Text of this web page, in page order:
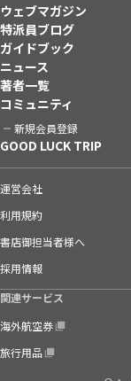
ウェブマガジン
特派員ブログ
ガイドブック
ニュース
著者一覧
コミュニティ
新規会員登録
GOOD LUCK TRIP
運営会社
利用規約
書店御担当者様へ
採用情報
関連サービス
海外航空券
旅行用品